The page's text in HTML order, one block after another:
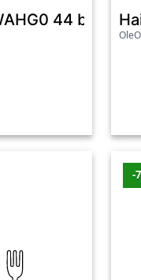
44 butelki
-